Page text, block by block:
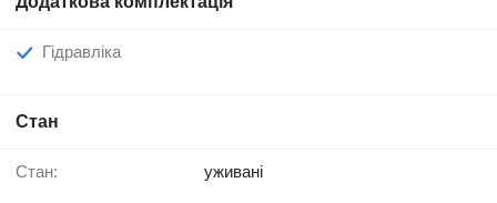
Гідравліка
Стан
Стан: уживані